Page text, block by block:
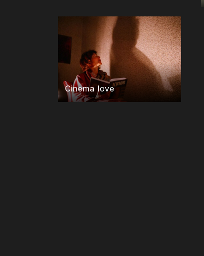
Cinema love